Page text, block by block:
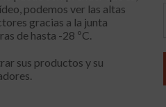
podemos ver las altas
gracias a la junta
de hasta -28 ºC.
sus productos y su